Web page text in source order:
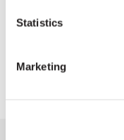
Statistics
Marketing